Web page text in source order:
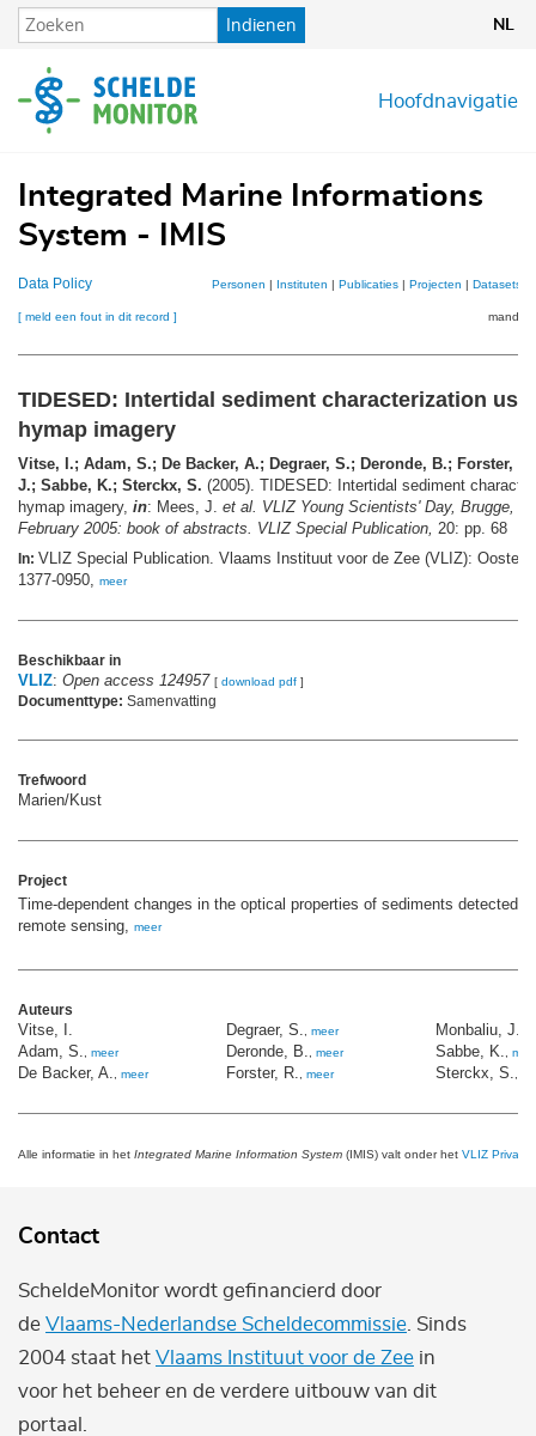
Overslaan
en
de
inhoud
Indienen NL
Hoofdnavigatie
Integrated Marine Informations
System - IMIS
Data Policy Personen | Instituten | Publicaties| Projecten | Datasets
[ meld een fout in dit record ] mandje
TIDESED: Intertidal sediment characterization
hymap imagery
Vitse, I.; Adam, S.; De Backer, A.; Degraer, S.; Deronde, B.; Forster,
J.; Sabbe, K.; Sterckx, S. (2005). TIDESED: Intertidal sediment
hymap imagery, in: Mees, J. et al. VLIZ Young Scientists' Day, Brugge,
February 2005: book of abstracts. VLIZ Special Publication, 20: pp. 68
In: VLIZ Special Publication. Vlaams Instituut voor de Zee (VLIZ):
1377-0950,
meer
Beschikbaar in
VLIZ: Open access 124957 [ download pdf ]
Documenttype: Samenvatting
Trefwoord
Marien/Kust
Project
Time-dependent changes in the optical properties of sediments detected
remote sensing,
meer
Auteurs
Vitse, I.
Adam, S.
meer
De Backer, A. meer
Degraer, S. meer
Deronde, B. meer
Forster, R. meer
Monbaliu, J.
Sabbe, K.
Sterckx, S.
Alle informatie in het Integrated Marine Information System (IMIS) valt onder het VLIZ Privacy
Contact
ScheldeMonitor wordt gefinancierd door
de Vlaams-Nederlandse Scheldecommissie . Sinds
2004 staat het Vlaams Instituut voor de Zee in
voor het beheer en de verdere uitbouw van dit
portaal.